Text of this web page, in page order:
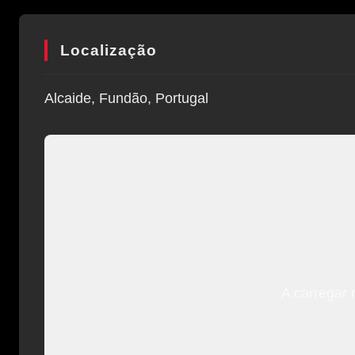
Localização
Alcaide, Fundão, Portugal